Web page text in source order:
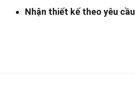
Nhận thiết kế theo yêu cầu